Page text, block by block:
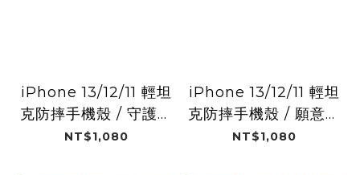
iPhone 13/12/11 輕坦
克防摔手機殼 / 守護之
星 (糖姆姆)
NT$1,080
iPhone 13/12/11 輕坦
克防摔手機殼 / 願意相
信 (糖姆姆)
NT$1,080